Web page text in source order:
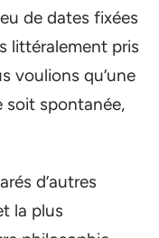
de dates fixées
littéralement pris
voulions qu’une
soit spontanée,
d’autres
la plus